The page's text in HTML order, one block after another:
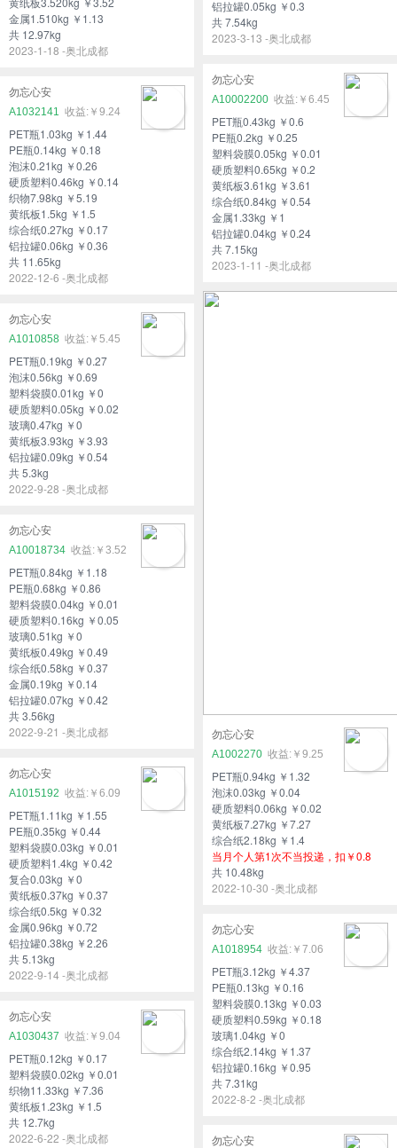
铝拉罐0.05kg ￥0.3
共 7.54kg
2023-3-13 -奥北成都
金属1.510kg ￥1.13
共 12.97kg
2023-1-18 -奥北成都
勿忘心安
A10002200
￥6.45
PET瓶0.43kg ￥0.6
PE瓶0.2kg ￥0.25
塑料袋膜0.05kg ￥0.01
硬质塑料0.65kg ￥0.2
黄纸板3.61kg ￥3.61
综合纸0.84kg ￥0.54
金属1.33kg ￥1
铝拉罐0.04kg ￥0.24
共 7.15kg
2023-1-11 -奥北成都
勿忘心安
A1032141
￥9.24
PET瓶1.03kg ￥1.44
PE瓶0.14kg ￥0.18
泡沫0.21kg ￥0.26
硬质塑料0.46kg ￥0.14
织物7.98kg ￥5.19
黄纸板1.5kg ￥1.5
综合纸0.27kg ￥0.17
铝拉罐0.06kg ￥0.36
共 11.65kg
2022-12-6 -奥北成都
勿忘心安
A1002270
￥9.25
PET瓶0.94kg ￥1.32
泡沫0.03kg ￥0.04
硬质塑料0.06kg ￥0.02
黄纸板7.27kg ￥7.27
综合纸2.18kg ￥1.4
当月个人第1次不当投递，扣￥0.8
共 10.48kg
2022-10-30 -奥北成都
勿忘心安
A1010858
￥5.45
PET瓶0.19kg ￥0.27
泡沫0.56kg ￥0.69
塑料袋膜0.01kg ￥0
硬质塑料0.05kg ￥0.02
玻璃0.47kg ￥0
黄纸板3.93kg ￥3.93
铝拉罐0.09kg ￥0.54
共 5.3kg
2022-9-28 -奥北成都
勿忘心安
A10018734
￥3.52
PET瓶0.84kg ￥1.18
PE瓶0.68kg ￥0.86
塑料袋膜0.04kg ￥0.01
硬质塑料0.16kg ￥0.05
玻璃0.51kg ￥0
黄纸板0.49kg ￥0.49
综合纸0.58kg ￥0.37
金属0.19kg ￥0.14
铝拉罐0.07kg ￥0.42
共 3.56kg
2022-9-21 -奥北成都
勿忘心安
A1015192
￥6.09
PET瓶1.11kg ￥1.55
PE瓶0.35kg ￥0.44
塑料袋膜0.03kg ￥0.01
硬质塑料1.4kg ￥0.42
复合0.03kg ￥0
黄纸板0.37kg ￥0.37
综合纸0.5kg ￥0.32
金属0.96kg ￥0.72
铝拉罐0.38kg ￥2.26
共 5.13kg
2022-9-14 -奥北成都
勿忘心安
A1018954
￥7.06
PET瓶3.12kg ￥4.37
PE瓶0.13kg ￥0.16
塑料袋膜0.13kg ￥0.03
硬质塑料0.59kg ￥0.18
玻璃1.04kg ￥0
综合纸2.14kg ￥1.37
铝拉罐0.16kg ￥0.95
共 7.31kg
2022-8-2 -奥北成都
勿忘心安
A1030437
￥9.04
PET瓶0.12kg ￥0.17
塑料袋膜0.02kg ￥0.01
织物11.33kg ￥7.36
黄纸板1.23kg ￥1.5
共 12.7kg
2022-6-22 -奥北成都
勿忘心安